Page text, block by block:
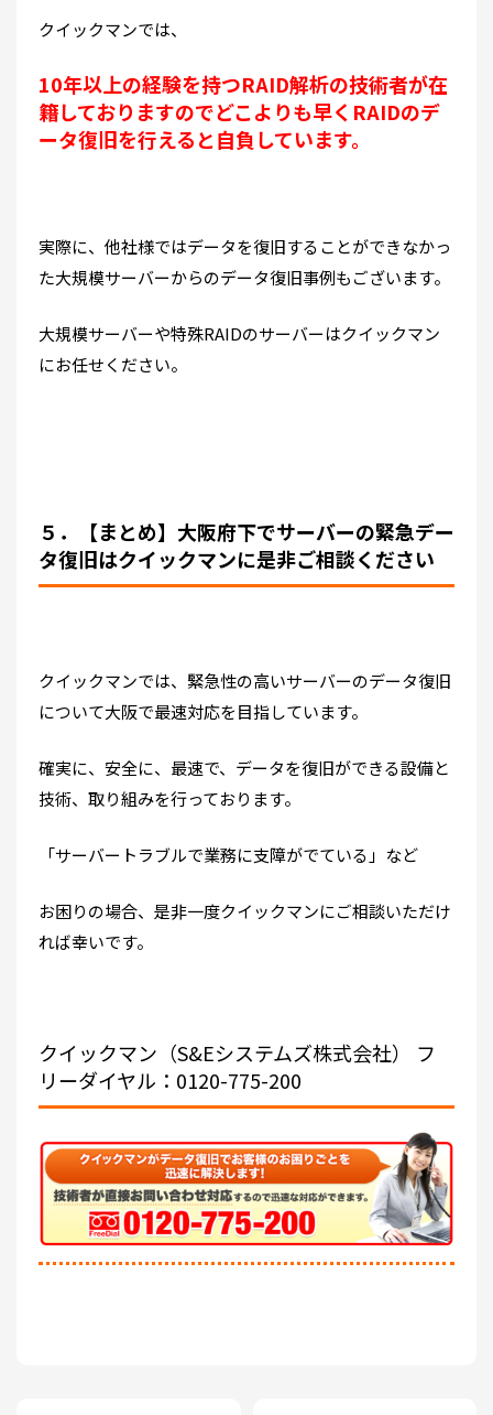
クイックマンでは、
10年以上の経験を持つRAID解析の技術者が在
籍しておりますのでどこよりも早くRAIDのデ
ータ復旧を行えると自負しています。
実際に、他社様ではデータを復旧することができなかっ
た大規模サーバーからのデータ復旧事例もございます。
大規模サーバーや特殊RAIDのサーバーはクイックマン
にお任せください。
５．【まとめ】大阪府下でサーバーの緊急デー
タ復旧はクイックマンに是非ご相談ください
クイックマンでは、緊急性の高いサーバーのデータ復旧
について大阪で最速対応を目指しています。
確実に、安全に、最速で、データを復旧ができる設備と
技術、取り組みを行っております。
「サーバートラブルで業務に支障がでている」など
お困りの場合、是非一度クイックマンにご相談いただけ
れば幸いです。
クイックマン（S&Eシステムズ株式会社）
フ
リーダイヤル：0120-775-200